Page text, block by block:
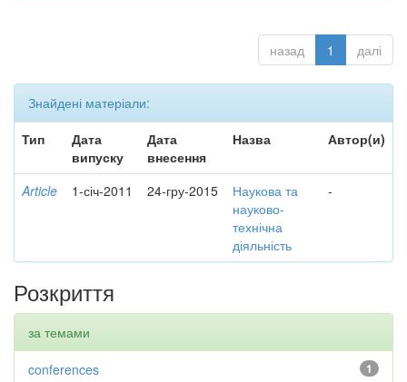
назад 1 далі
Знайдені матеріали:
Тип
Дата
випуску
Дата
внесення
Назва Автор(и)
Article 1-січ-2011 24-гру-2015
Наукова та
науково-
технічна
діяльність
-
Розкриття
за темами
1
conferences